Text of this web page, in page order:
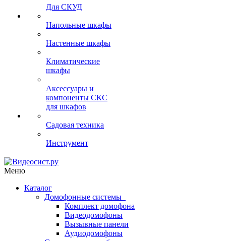
Для СКУД
Напольные шкафы
Настенные шкафы
Климатические
шкафы
Аксессуары и
компоненты СКС
для шкафов
Садовая техника
Инструмент
Меню
Каталог
Домофонные системы
Комплект домофона
Видеодомофоны
Вызывные панели
Аудиодомофоны